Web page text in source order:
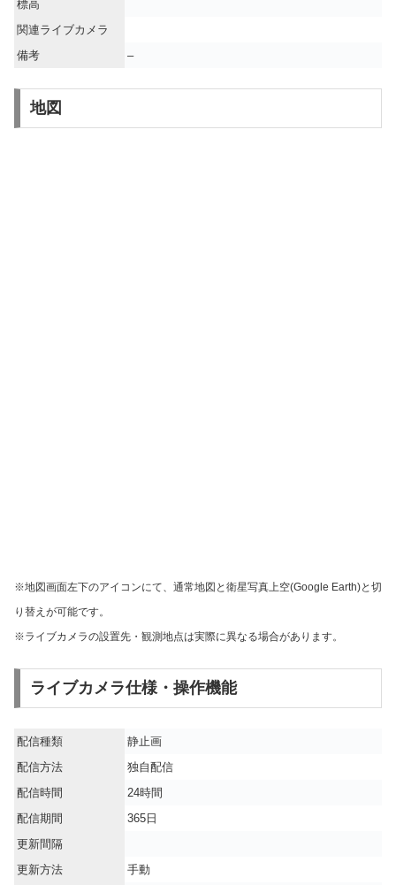
標高
関連ライブカメラ
備考
–
地図
※地図画面左下のアイコンにて、通常地図と衛星写真上空(Google Earth)と切
り替えが可能です。
※ライブカメラの設置先・観測地点は実際に異なる場合があります。
ライブカメラ仕様・操作機能
配信種類
静止画
配信方法
独自配信
配信時間
24時間
配信期間
365日
更新間隔
更新方法
手動